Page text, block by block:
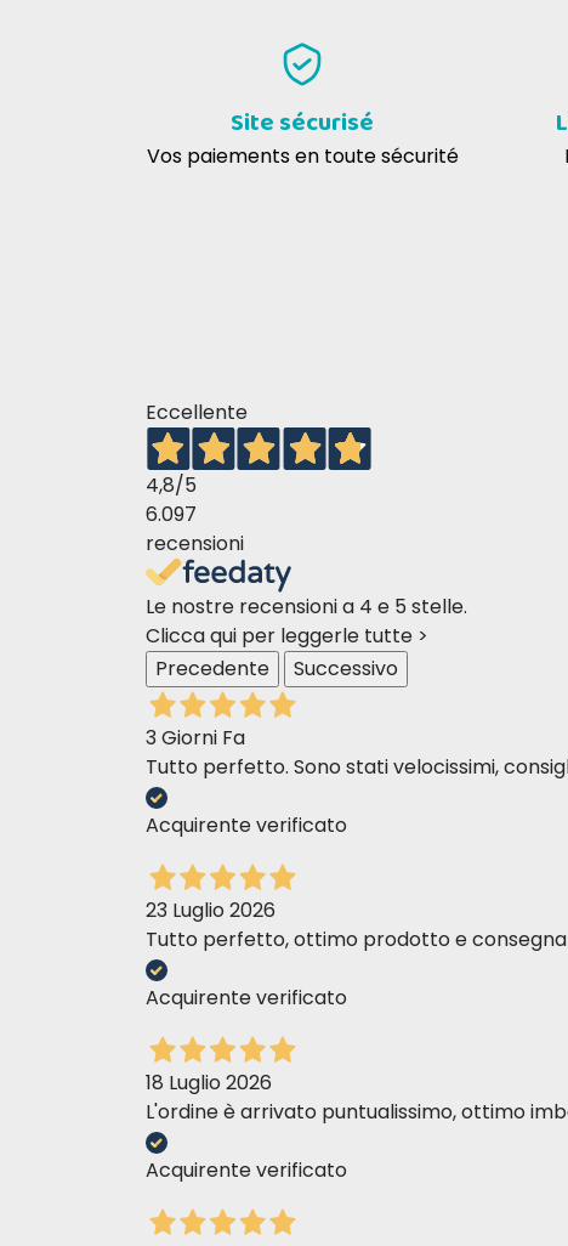
MONGE SUPREME CHAT CASTRÉ THON AVEC
MONGE SUPREME CHAT CASTRÉ THON AVEC
MONGE SUPREME CHAT CASTRÉ THON AVEC
MONGE SUPREME CHAT CASTRÉ THON AU
MONGE SUPREME ADULT CAT TUNA WITH
Ottimo prodotto. I miei gatti lo
mangiano volentieri.
Site sécurisé
Vos paiements en toute sécurité
Eccellente
4,8/5
6.097
recensioni
Le nostre recensioni a 4 e 5 stelle.
Clicca qui per leggerle tutte >
Precedente
Successivo
3 Giorni Fa
Tutto perfetto. Sono stati velocissimi,
Acquirente verificato
23 Luglio 2026
Tutto perfetto, ottimo prodotto e consegna
Acquirente verificato
18 Luglio 2026
L'ordine è arrivato puntualissimo, ottimo
Acquirente verificato